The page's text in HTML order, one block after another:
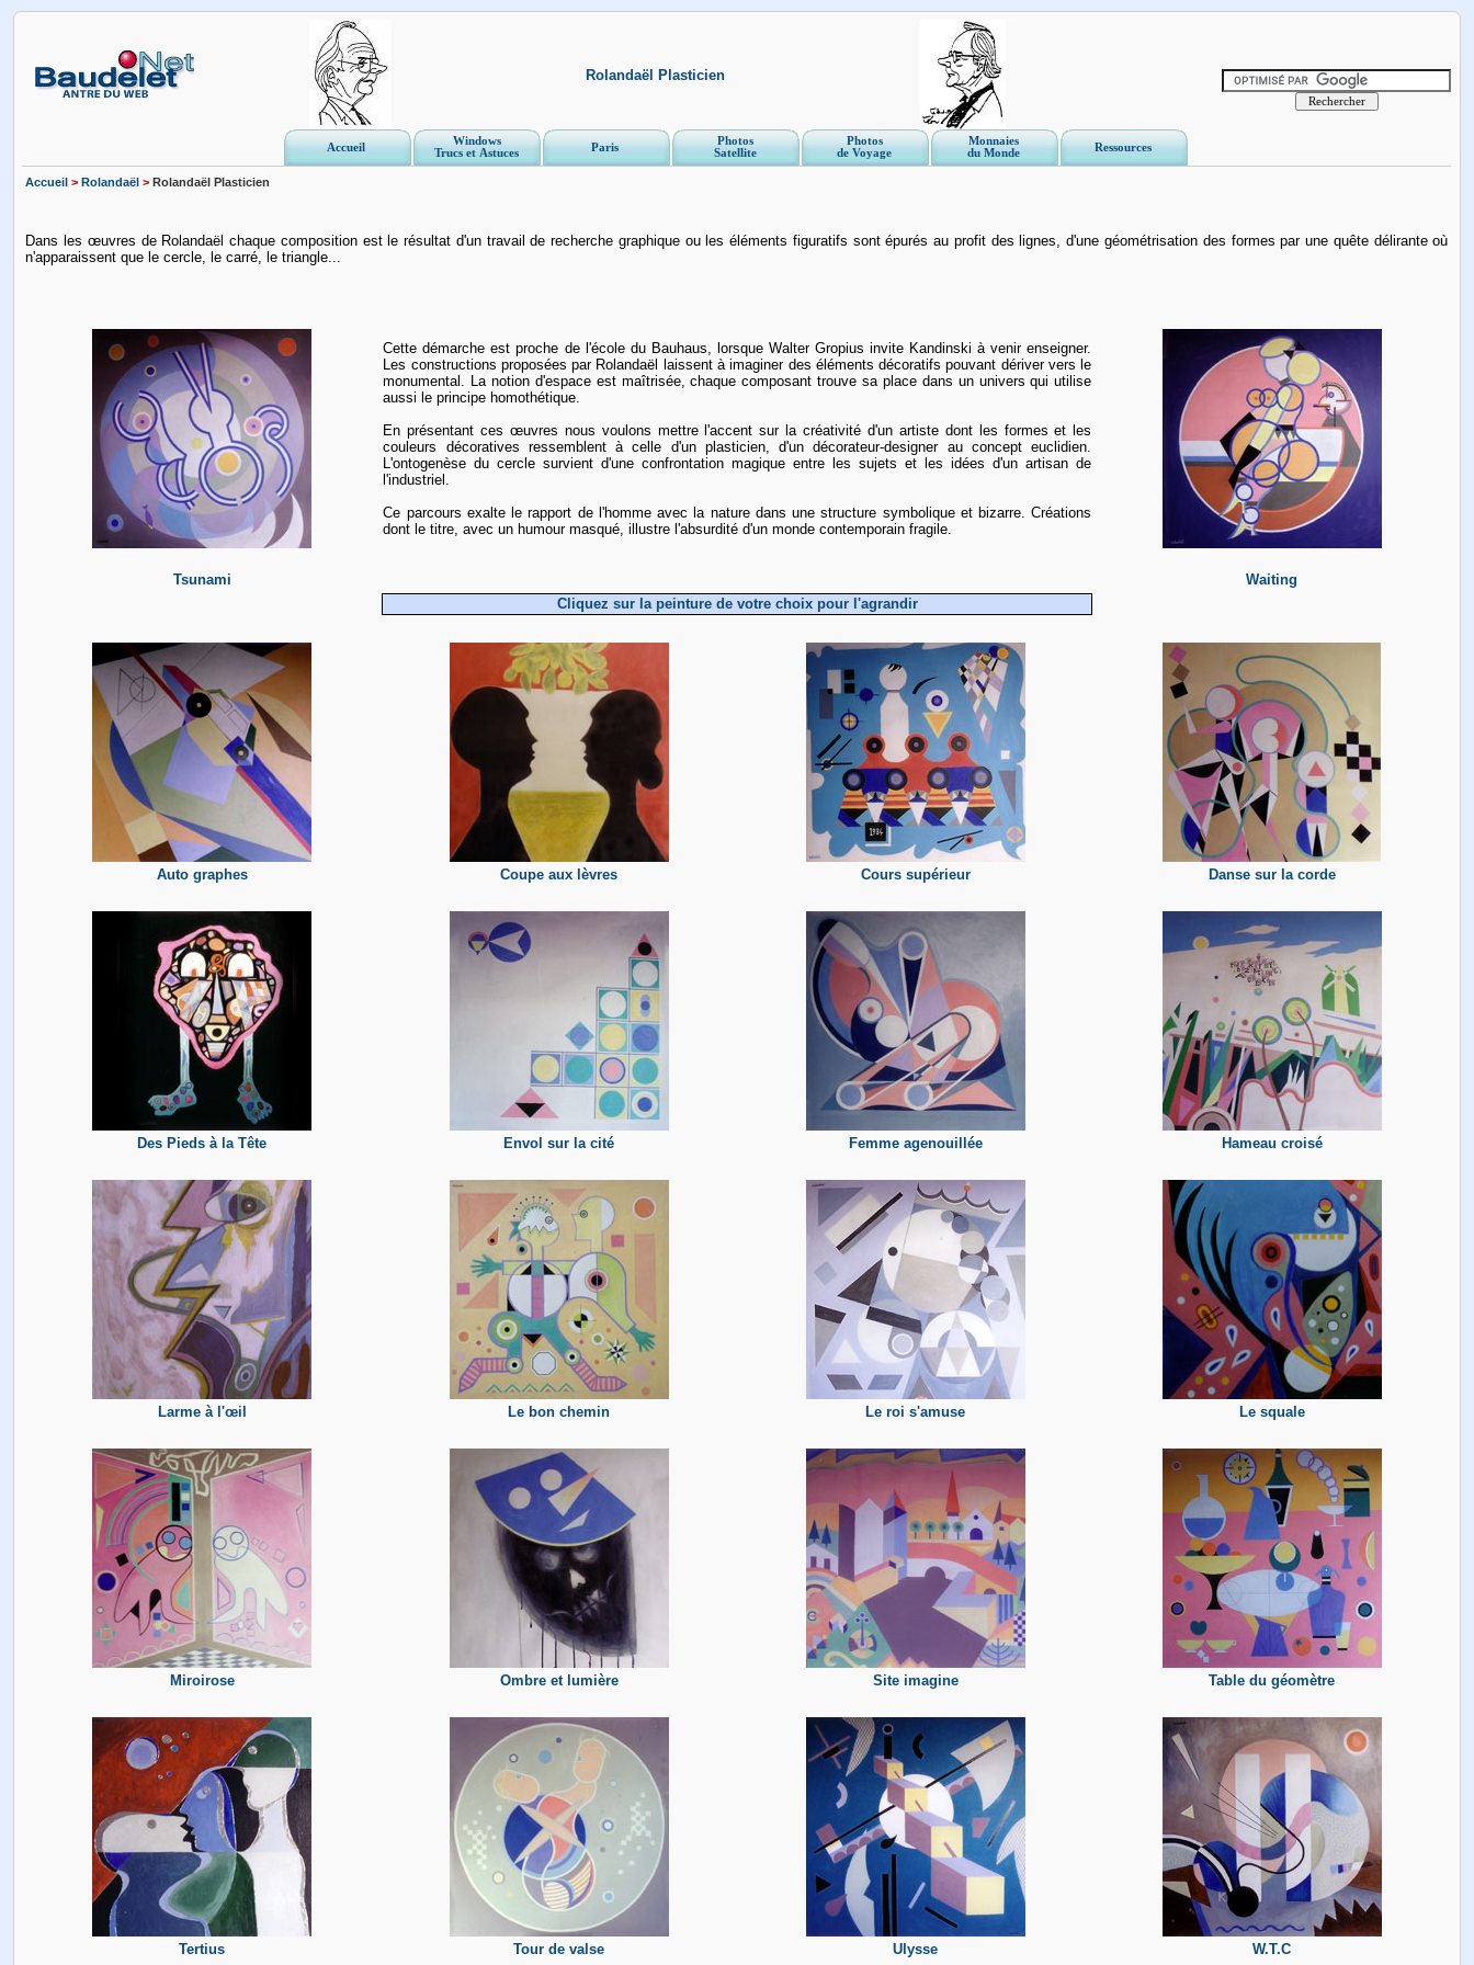
Rolandaël Plasticien
Accueil
Windows
Trucs et Astuces
Paris
Photos
Satellite
Photos
de Voyage
Monnaies
du Monde
Ressources
Accueil > Rolandaël > Rolandaël Plasticien
Dans les œuvres de Rolandaël chaque composition est le résultat d'un travail de recherche graphique ou les éléments figuratifs sont épurés au profit des lignes, d'une géométrisation des formes par une quête délirante où
n'apparaissent que le cercle, le carré, le triangle...
Cette démarche est proche de l'école du Bauhaus, lorsque Walter Gropius invite Kandinski à venir enseigner.
Les constructions proposées par Rolandaël laissent à imaginer des éléments décoratifs pouvant dériver vers le
monumental. La notion d'espace est maîtrisée, chaque composant trouve sa place dans un univers qui utilise
aussi le principe homothétique.
En présentant ces œuvres nous voulons mettre l'accent sur la créativité d'un artiste dont les formes et les
couleurs décoratives ressemblent à celle d'un plasticien, d'un décorateur-designer au concept euclidien.
L'ontogenèse du cercle survient d'une confrontation magique entre les sujets et les idées d'un artisan de
l'industriel.
Ce parcours exalte le rapport de l'homme avec la nature dans une structure symbolique et bizarre. Créations
dont le titre, avec un humour masqué, illustre l'absurdité d'un monde contemporain fragile.
Tsunami Waiting
Cliquez sur la peinture de votre choix pour l'agrandir
Auto graphes Coupe aux lèvres Cours supérieur Danse sur la corde
Des Pieds à la Tête Envol sur la cité Femme agenouillée Hameau croisé
Larme à l'œil Le bon chemin Le roi s'amuse Le squale
Miroirose Ombre et lumière Site imagine Table du géomètre
Tertius Tour de valse Ulysse W.T.C